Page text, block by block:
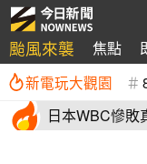
颱風來襲 焦點
新電玩大觀園
日本WBC慘